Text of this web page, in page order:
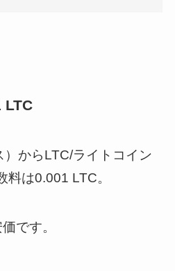
LTC
からLTC/ライトコイン
料は0.001 LTC。
です。